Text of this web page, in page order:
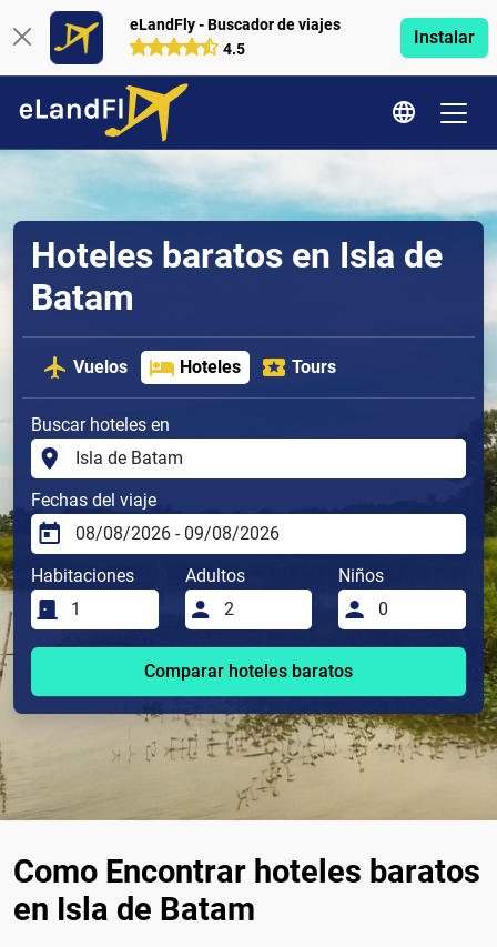
eLandFly - Buscador de viajes
4.5
Instalar
Hoteles baratos en Isla de
Batam
Vuelos Hoteles Tours
Buscar hoteles en
Fechas del viaje
Habitaciones Adultos Niños
Comparar hoteles baratos
Como Encontrar hoteles baratos
en Isla de Batam